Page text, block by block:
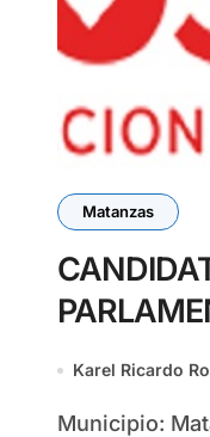
Matanzas
Karel Ricardo
Municipio: Matanzas Distrito: 1 TAYMÍ